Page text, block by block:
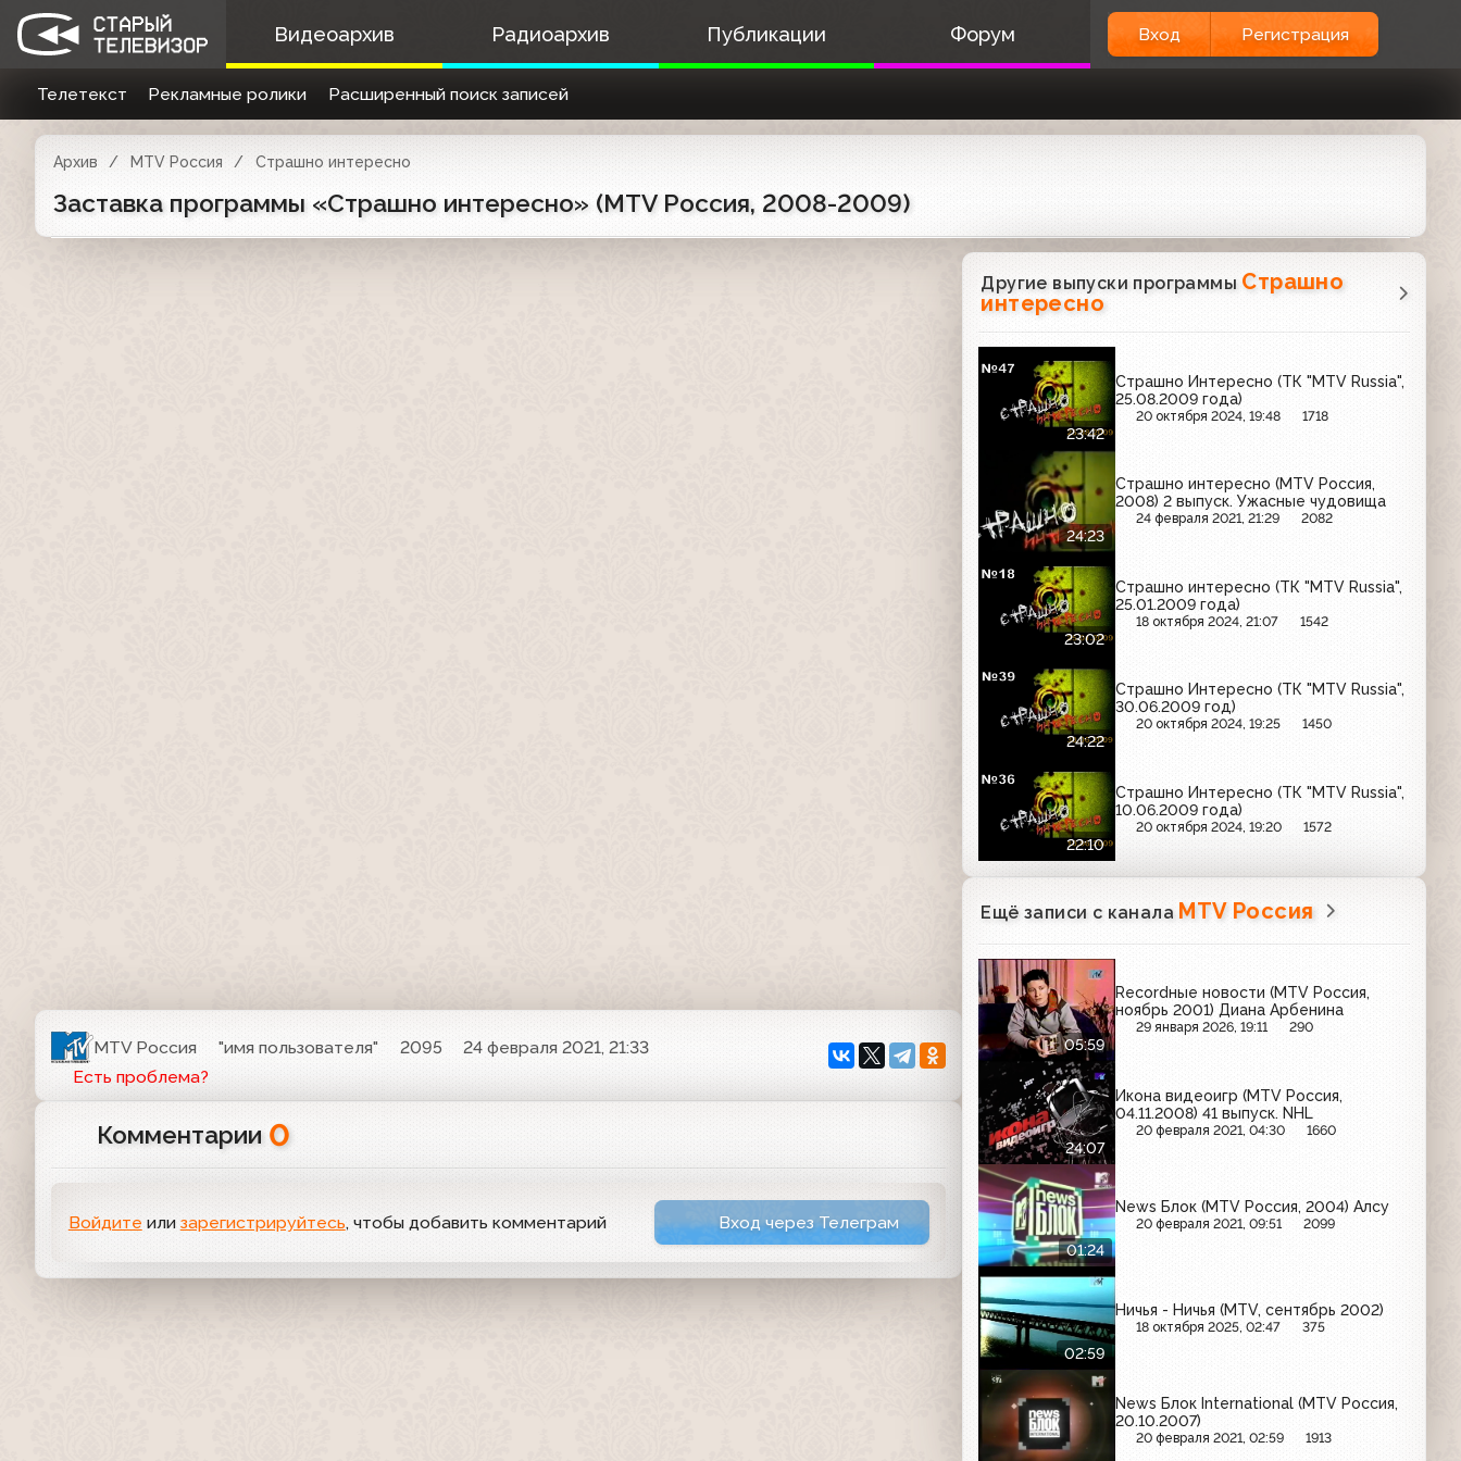
Видеоархив Радиоархив Публикации Форум Вход Регистрация
Телетекст Рекламные ролики Расширенный поиск записей
Архив MTV Россия Страшно интересно
Заставка программы «Страшно интересно» (MTV Россия, 2008-2009)
MTV Россия "имя пользователя" 2095
24 февраля 2021, 21:33
Есть проблема?
Комментарии 0
Войдите или зарегистрируйтесь, чтобы добавить комментарий Вход через Телеграм
Другие выпуски программы Страшно
интересно
23:42
Страшно Интересно (ТК "MTV Russia",
25.08.2009 года)
20 октября 2024, 19:48 1718
24:23
Страшно интересно (MTV Россия,
2008) 2 выпуск. Ужасные чудовища
24 февраля 2021, 21:29 2082
23:02
Страшно интересно (ТК "MTV Russia",
25.01.2009 года)
18 октября 2024, 21:07 1542
24:22
Страшно Интересно (ТК "MTV Russia",
30.06.2009 год)
20 октября 2024, 19:25 1450
22:10
Страшно Интересно (ТК "MTV Russia",
10.06.2009 года)
20 октября 2024, 19:20 1572
Ещё записи с канала MTV Россия
05:59
Recordные новости (MTV Россия,
ноябрь 2001) Диана Арбенина
29 января 2026, 19:11 290
24:07
Икона видеоигр (MTV Россия,
04.11.2008) 41 выпуск. NHL
20 февраля 2021, 04:30 1660
01:24
News Блок (MTV Россия, 2004) Алсу
20 февраля 2021, 09:51 2099
02:59
Ничья - Ничья (MTV, сентябрь 2002)
18 октября 2025, 02:47 375
News Блок International (MTV Россия,
20.10.2007)
20 февраля 2021, 02:59 1913